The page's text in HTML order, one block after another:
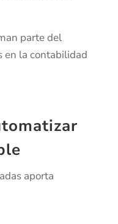
parte del
en la contabilidad
aporta